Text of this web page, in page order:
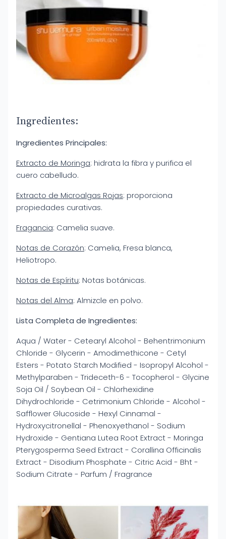
Ingredientes:
Ingredientes Principales:
Extracto de Moringa: hidrata la fibra y purifica el
cuero cabelludo.
Extracto de Microalgas Rojas: proporciona
propiedades curativas.
Fragancia: Camelia suave.
Notas de Corazón: Camelia, Fresa blanca,
Heliotropo.
Notas de Espíritu: Notas botánicas.
Notas del Alma: Almizcle en polvo.
Lista Completa de Ingredientes:
Aqua / Water - Cetearyl Alcohol - Behentrimonium
Chloride - Glycerin - Amodimethicone - Cetyl
Esters - Potato Starch Modified - Isopropyl Alcohol -
Methylparaben - Trideceth-6 - Tocopherol - Glycine
Soja Oil / Soybean Oil - Chlorhexidine
Dihydrochloride - Cetrimonium Chloride - Alcohol -
Safflower Glucoside - Hexyl Cinnamal -
Hydroxycitronellal - Phenoxyethanol - Sodium
Hydroxide - Gentiana Lutea Root Extract - Moringa
Pterygosperma Seed Extract - Corallina Officinalis
Extract - Disodium Phosphate - Citric Acid - Bht -
Sodium Citrate - Parfum / Fragrance